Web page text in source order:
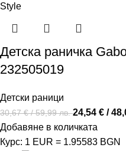
Детска раничка
232505019
Детски рaници
30,67€/ 59,99 лв.24,54€ /
Добавяне в количката
Курс: 1 EUR = 1.95583 BGN